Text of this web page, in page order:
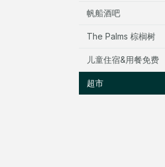
帆船酒吧
The Palms 棕榈树
儿童住宿&用餐免费
超市